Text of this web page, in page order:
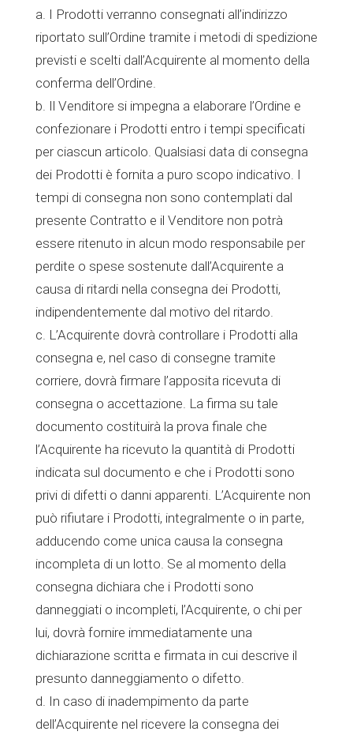
a. I Prodotti verranno consegnati all’indirizzo
riportato sull’Ordine tramite i metodi di spedizione
previsti e scelti dall’Acquirente al momento della
conferma dell’Ordine.
b. Il Venditore si impegna a elaborare l’Ordine e
confezionare i Prodotti entro i tempi specificati
per ciascun articolo. Qualsiasi data di consegna
dei Prodotti è fornita a puro scopo indicativo. I
tempi di consegna non sono contemplati dal
presente Contratto e il Venditore non potrà
essere ritenuto in alcun modo responsabile per
perdite o spese sostenute dall’Acquirente a
causa di ritardi nella consegna dei Prodotti,
indipendentemente dal motivo del ritardo.
c. L’Acquirente dovrà controllare i Prodotti alla
consegna e, nel caso di consegne tramite
corriere, dovrà firmare l’apposita ricevuta di
consegna o accettazione. La firma su tale
documento costituirà la prova finale che
l’Acquirente ha ricevuto la quantità di Prodotti
indicata sul documento e che i Prodotti sono
privi di difetti o danni apparenti. L’Acquirente non
può rifiutare i Prodotti, integralmente o in parte,
adducendo come unica causa la consegna
incompleta di un lotto. Se al momento della
consegna dichiara che i Prodotti sono
danneggiati o incompleti, l’Acquirente, o chi per
lui, dovrà fornire immediatamente una
dichiarazione scritta e firmata in cui descrive il
presunto danneggiamento o difetto.
d. In caso di inadempimento da parte
dell’Acquirente nel ricevere la consegna dei